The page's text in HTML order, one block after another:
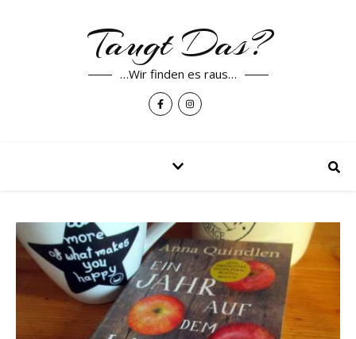
Taugt Das?
…Wir finden es raus…